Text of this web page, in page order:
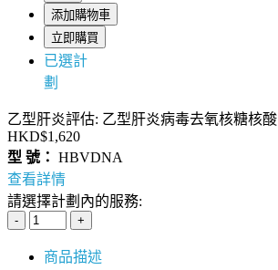
添加購物車
立即購買
已選計
劃
乙型肝炎評估: 乙型肝炎病毒去氧核糖核酸
HKD$1,620
型 號： HBVDNA
查看詳情
請選擇計劃內的服務:
商品描述